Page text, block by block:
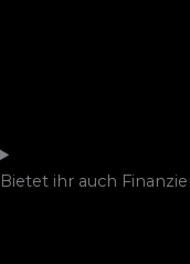
Bietet ihr auch